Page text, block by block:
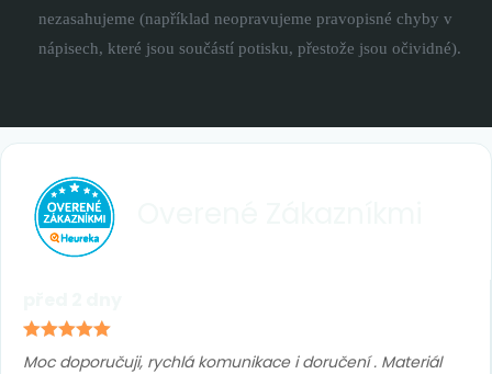
nezasahujeme (například neopravujeme pravopisné chyby v
nápisech, které jsou součástí potisku, přestože jsou očividné).
Moc doporučuji, rychlá komunikace i doručení . Materiál